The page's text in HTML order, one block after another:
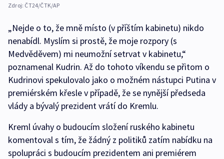
Zdroj: ČT24/ČTK/AP
„Nejde o to, že mně místo (v příštím kabinetu) nikdo
nenabídl. Myslím si prostě, že moje rozpory (s
Medvěděvem) mi neumožní setrvat v kabinetu,“
poznamenal Kudrin. Až do tohoto víkendu se přitom o
Kudrinovi spekulovalo jako o možném nástupci Putina v
premiérském křesle v případě, že se nynější předseda
vlády a bývalý prezident vrátí do Kremlu.
Kreml úvahy o budoucím složení ruského kabinetu
komentoval s tím, že žádný z politiků zatím nabídku na
spolupráci s budoucím prezidentem ani premiérem